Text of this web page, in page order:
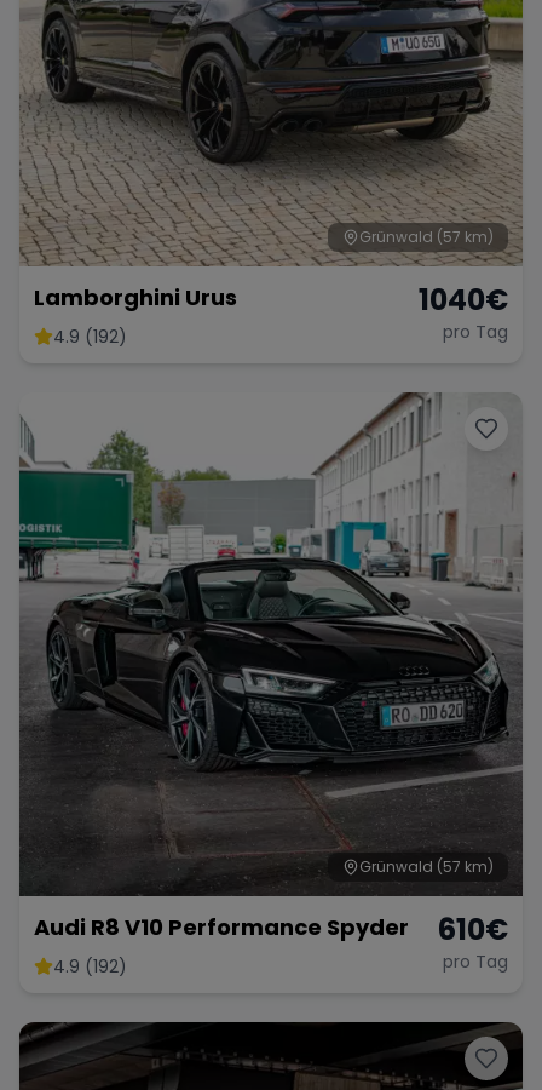
Grünwald (57 km)
Lamborghini Urus
4.9 (192)
1040€
pro Tag
Grünwald (57 km)
Audi R8 V10 Performance Spyder
4.9 (192)
610€
pro Tag